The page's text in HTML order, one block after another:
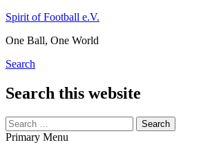
Skip
content
Spirit of Football e.V.
One Ball, One World
Search
Search this website
Search
for:
Primary Menu